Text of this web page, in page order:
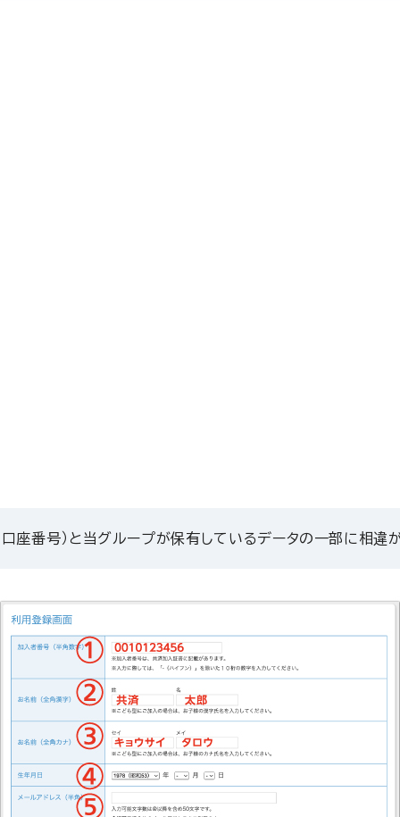
座番号）と当グループが保有しているデータの一部に